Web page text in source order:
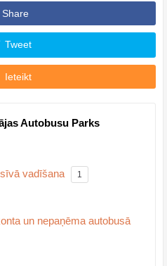
Share
Tweet
Ieteikt
Autobusu Parks
vadīšana 1
un nepaņēma autobusā